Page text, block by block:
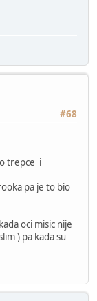
#68
trepce i
pa je to bio
oci misic nije
) pa kada su